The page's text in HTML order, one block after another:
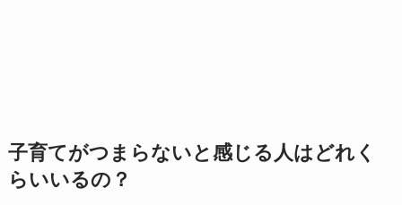
子育てがつまらないと感じる人はどれく
らいいるの？